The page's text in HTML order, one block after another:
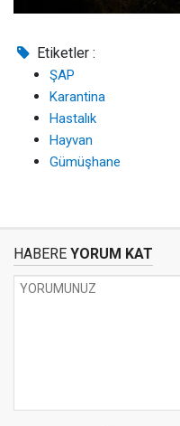
Etiketler :
ŞAP
Karantina
Hastalık
Hayvan
Gümüşhane
HABERE YORUM KAT